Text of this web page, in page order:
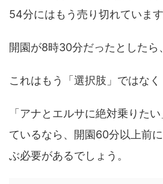
54分にはもう売り切れています
開園が8時30分だったとしたら、
これはもう「選択肢」ではなく
「アナとエルサに絶対乗りた
ているなら、開園60分以上前
ぶ必要があるでしょう。